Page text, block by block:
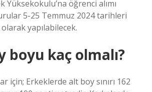
Yüksekokulu’na öğrenci alımı
5-25 Temmuz 2024 tarihleri
yapılabilecek.
boyu kaç olmalı?
için; Erkeklerde alt boy sınırı 162